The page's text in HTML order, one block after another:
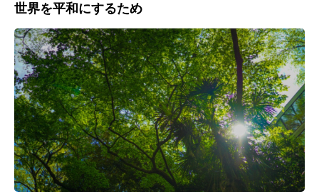
世界を平和にするため